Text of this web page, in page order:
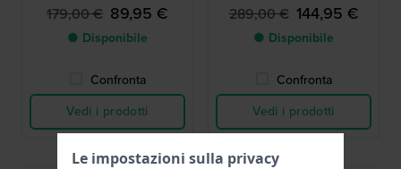
179,00 € 89,95 €
● Disponibile
Confronta
Vedi i prodotti
289,00 € 144,95 €
● Disponibile
Confronta
Vedi i prodotti
Le impostazioni sulla privacy